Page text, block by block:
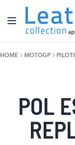
Salta al contenuto
Toggle Nav
HOME MOTOGP PILOTI
POL